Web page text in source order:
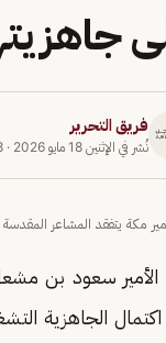
فريق التحرير
نُشر في الإثنين 18 مايو 2026 ·
مكة يتفقد المشاعر المقدسة
الأمير سعود بن